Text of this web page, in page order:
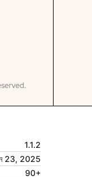
1.1.2
23, 2025
90+